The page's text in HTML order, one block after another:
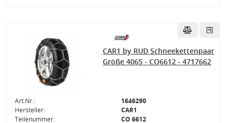
CAR1 by RUD Schneekettenpaar
Größe 4065 - CO6612 - 4717662
Art.Nr.:
1646290
Hersteller:
CAR1
Teilenummer:
CO 6612